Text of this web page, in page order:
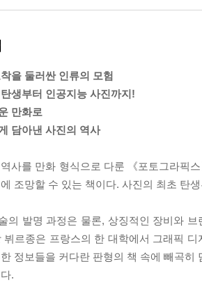
을 둘러싼 인류의 모험
생부터 인공지능 사진까지!
만화로
담아낸 사진의 역사
사를 만화 형식으로 다룬 《포토그라픽
조망할 수 있는 책이다. 사진의 최초 탄
의 발명 과정은 물론, 상징적인 장비와
뷔르종은 프랑스의 한 대학에서 그래픽
정보들을 커다란 판형의 책 속에 빼곡
.